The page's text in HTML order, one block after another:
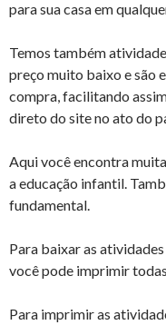
para sua casa em
Temos também
preço muito baixo e são
compra, facilitando
direto do site no ato do
Aqui você encontra
a educação infantil.
fundamental.
Para baixar as
você pode imprimir
Para imprimir as